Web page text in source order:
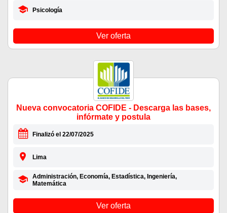
Psicología
Ver oferta
Nueva convocatoria COFIDE - Descarga las bases,
infórmate y postula
Finalizó el 22/07/2025
Lima
Administración, Economía, Estadística, Ingeniería,
Matemática
Ver oferta